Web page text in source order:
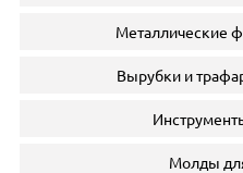
Металлические
Вырубки и
Молды